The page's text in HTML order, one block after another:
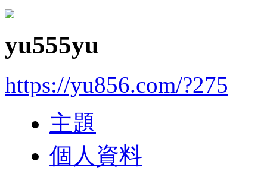
yu555yu
https://yu856.com/?275
主題
個人資料